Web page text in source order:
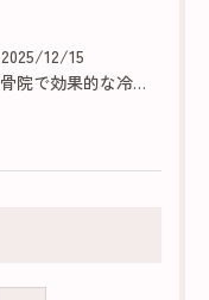
2025/12/15
整骨院で効果的な冷え性マッサージ法